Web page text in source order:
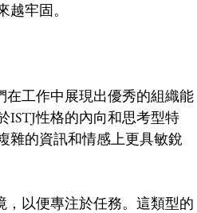
牢固。
在工作中展現出優秀的組織能
ISTJ性格的內向和思考型特
雜的資訊和情感上更具敏銳
，以便專注於任務。這類型的